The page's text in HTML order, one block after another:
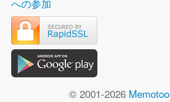
への参加
© 2001-2026 Memotoo